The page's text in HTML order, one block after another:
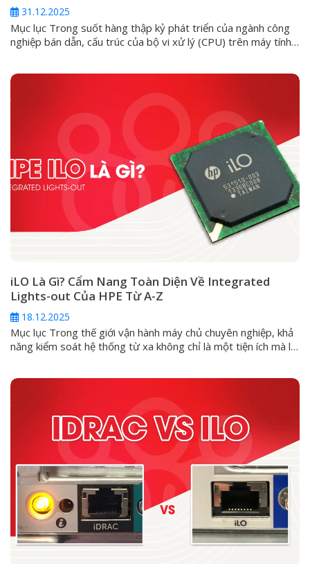
31.12.2025
Mục lục Trong suốt hàng thập kỷ phát triển của ngành công
nghiệp bán dẫn, cấu trúc của bộ vi xử lý (CPU) trên máy tính
được đúc từ một khuôn mẫu, có...
iLO Là Gì? Cẩm Nang Toàn Diện Về Integrated
Lights-out Của HPE Từ A-Z
18.12.2025
Mục lục Trong thế giới vận hành máy chủ chuyên nghiệp, khả
năng kiểm soát hệ thống từ xa không chỉ là một tiện ích mà là
Lights-Out (iLO). Vậy iLO...